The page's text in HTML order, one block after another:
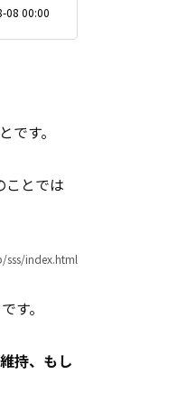
08 00:00
です。
ことでは
index.html
です。
持、もし